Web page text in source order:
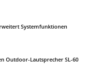
Systemfunktionen
Outdoor-Lautsprecher SL-60